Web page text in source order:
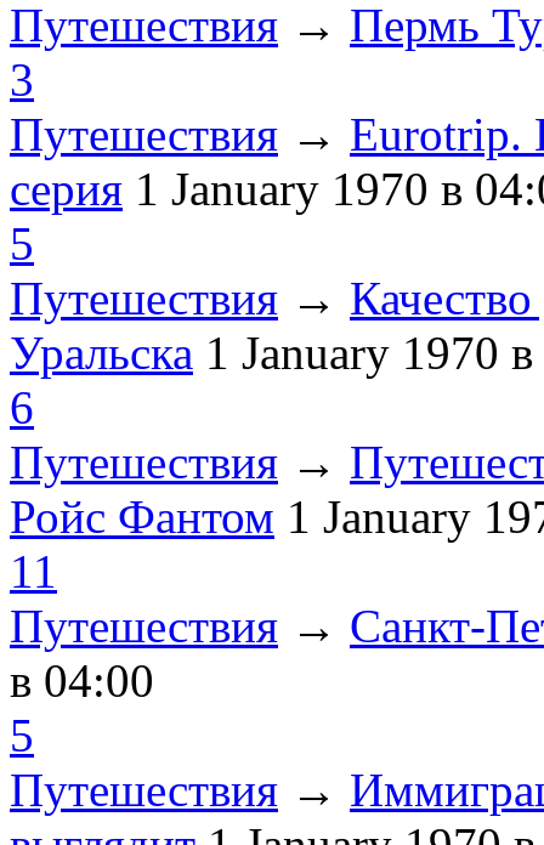
Путешествия → Пермь
3
Путешествия → Eurotrip.
серия 1 January 1970 в
5
Путешествия →
Уральска 1 January 1970
6
Путешествия →
Ройс Фантом 1 January
11
Путешествия → Санкт-
в 04:00
5
Путешествия →